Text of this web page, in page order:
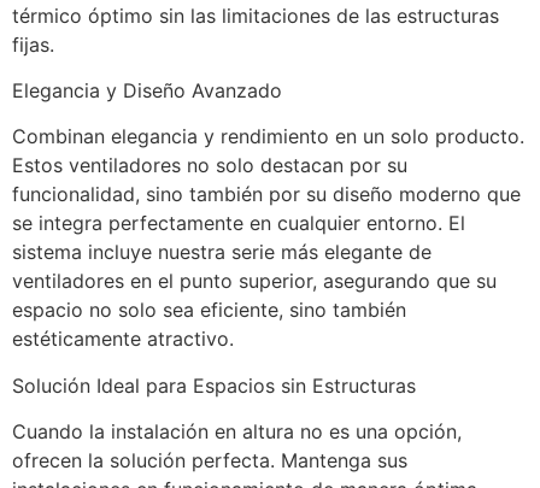
térmico óptimo sin las limitaciones de las estructuras
fijas.
Elegancia y Diseño Avanzado
Combinan elegancia y rendimiento en un solo producto.
Estos ventiladores no solo destacan por su
funcionalidad, sino también por su diseño moderno que
se integra perfectamente en cualquier entorno. El
sistema incluye nuestra serie más elegante de
ventiladores en el punto superior, asegurando que su
espacio no solo sea eficiente, sino también
estéticamente atractivo.
Solución Ideal para Espacios sin Estructuras
Cuando la instalación en altura no es una opción,
ofrecen la solución perfecta. Mantenga sus